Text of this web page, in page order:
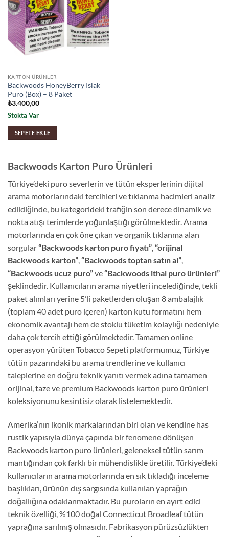
KARTON ÜRÜNLER
Backwoods HoneyBerry Islak
Puro (Box) – 8 Paket
₺3.400,00
Stokta Var
SEPETE EKLE
Backwoods Karton Puro Ürünleri
Türkiye’deki puro severlerin ve tütün eksperlerinin dijital
arama motorlarındaki tercihleri ve tıklanma hacimleri analiz
edildiğinde, bu kategorideki trafiğin son derece dinamik ve
nokta atışı terimlerde yoğunlaştığı görülmektedir. Arama
motorlarında en çok öne çıkan ve organik tıklanma alan
sorgular“Backwoods karton puro fiyatı”,“orijinal
Backwoods karton”,“Backwoods toptan satın al”,
“Backwoods ucuz puro”ve“Backwoods ithal puro ürünleri”
şeklindedir. Kullanıcıların arama niyetleri incelediğinde, tekli
paket alımları yerine 5’li paketlerden oluşan 8 ambalajlık
(toplam 40 adet puro içeren) karton kutu formatını hem
ekonomik avantajı hem de stoklu tüketim kolaylığı nedeniyle
daha çok tercih ettiği görülmektedir. Tamamen online
operasyon yürüten Tobacco Sepeti platformumuz, Türkiye
tütün pazarındaki bu arama trendlerine ve kullanıcı
taleplerine en doğru teknik yanıtı vermek adına tamamen
orijinal, taze ve premium Backwoods karton puro ürünleri
koleksiyonunu kesintisiz olarak listelemektedir.
Amerika’nın ikonik markalarından biri olan ve kendine has
rustik yapısıyla dünya çapında bir fenomene dönüşen
Backwoods karton puro ürünleri, geleneksel tütün sarım
mantığından çok farklı bir mühendislikle üretilir. Türkiye’deki
kullanıcıların arama motorlarında en sık tıkladığı inceleme
başlıkları, ürünün dış sargısında kullanılan yaprağın
doğallığına odaklanmaktadır. Bu puroların en ayırt edici
teknik özelliği, %100 doğal Connecticut Broadleaf tütün
yaprağına sarılmış olmasıdır. Fabrikasyon pürüzsüzlükten